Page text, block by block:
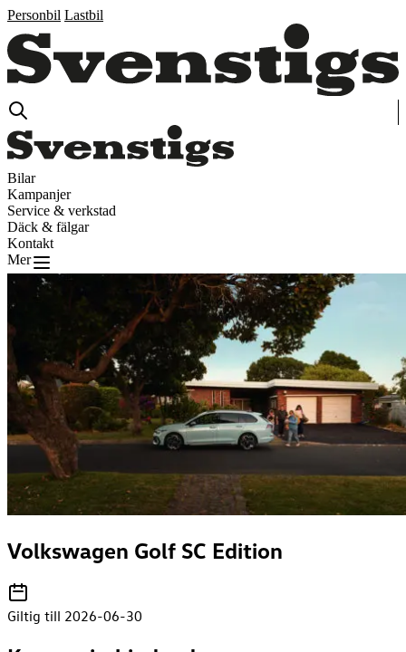
Personbil Lastbil
Bilar
Kampanjer
Service & verkstad
Däck & fälgar
Kontakt
Mer
Volkswagen Golf SC Edition
Giltig till 2026-06-30